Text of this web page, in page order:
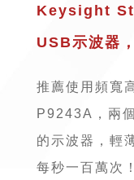
Keysight
USB示波器
推薦使用頻寬
P9243A，兩
的示波器，輕
每秒一百萬次！